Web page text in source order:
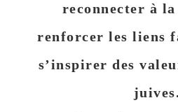
reconnecter à
renforcer les liens
s’inspirer des
juives.